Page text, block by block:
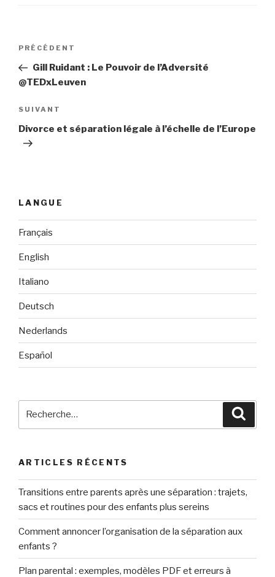
Navigation
l’article
Article
précédent
PRÉCÉDENT
Gill Ruidant : Le Pouvoir de l’Adversité
@TEDxLeuven
Article
suivant
SUIVANT
Divorce et séparation légale à l’échelle de l’Europe
LANGUE
Français
English
Italiano
Deutsch
Nederlands
Español
ARTICLES RÉCENTS
Transitions entre parents après une séparation : trajets,
sacs et routines pour des enfants plus sereins
Comment annoncer l’organisation de la séparation aux
enfants ?
Plan parental : exemples, modèles PDF et erreurs à